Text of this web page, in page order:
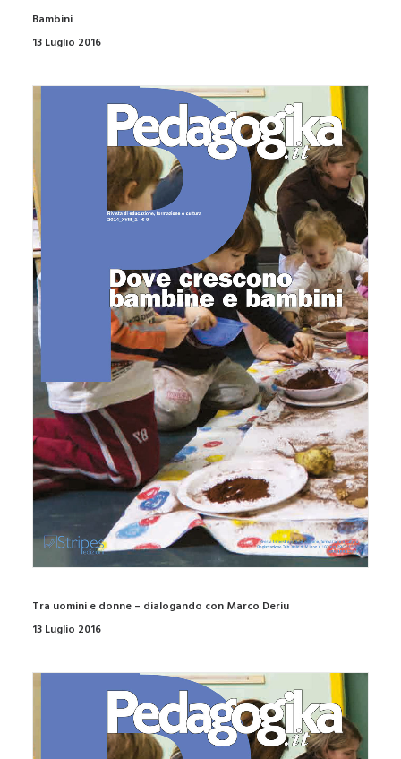
Bambini
13 Luglio 2016
Tra uomini e donne – dialogando con Marco Deriu
13 Luglio 2016